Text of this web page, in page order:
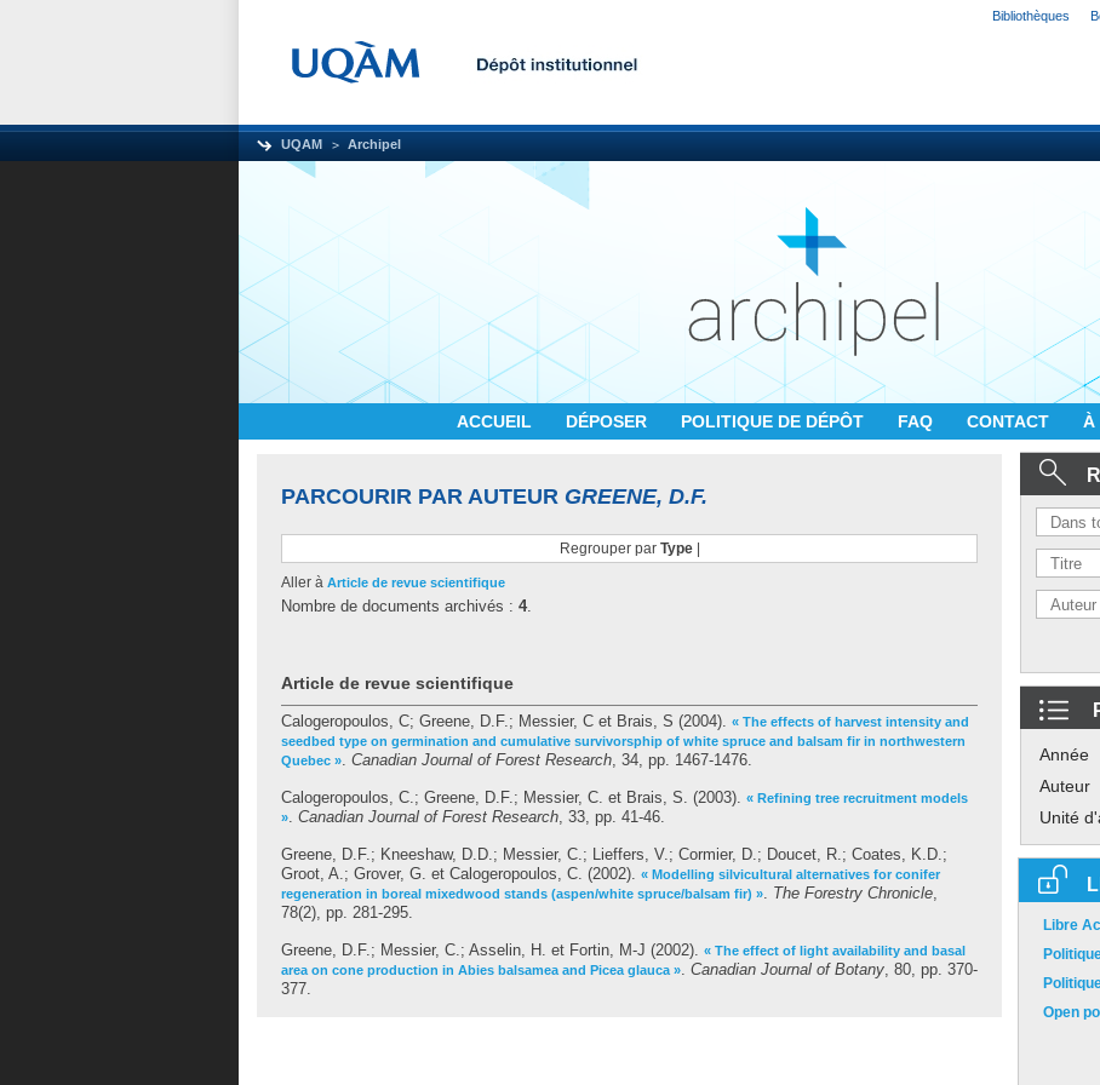
Bibliothèques
UQAM Archipel
ACCUEIL DÉPOSER POLITIQUE DE DÉPÔT FAQ CONTACT À
PARCOURIR PAR AUTEUR GREENE, D.F.
Regrouper par Type|
Aller à Article de revue scientifique
Nombre de documents archivés : 4.
Article de revue scientifique
Calogeropoulos, C; Greene, D.F.; Messier, C et Brais, S (2004). « The effects of harvest intensity and
seedbed type on germination and cumulative survivorsphip of white spruce and balsam fir in northwestern
Quebec ». Canadian Journal of Forest Research, 34, pp. 1467-1476.
Calogeropoulos, C.; Greene, D.F.; Messier, C. et Brais, S. (2003). « Refining tree recruitment models
». Canadian Journal of Forest Research, 33, pp. 41-46.
Greene, D.F.; Kneeshaw, D.D.; Messier, C.; Lieffers, V.; Cormier, D.; Doucet, R.; Coates, K.D.;
Groot, A.; Grover, G. et Calogeropoulos, C. (2002). « Modelling silvicultural alternatives for conifer
regeneration in boreal mixedwood stands (aspen/white spruce/balsam fir) ». The Forestry Chronicle,
78(2), pp. 281-295.
Greene, D.F.; Messier, C.; Asselin, H. et Fortin, M-J (2002). « The effect of light availability and basal
area on cone production in Abies balsamea and Picea glauca ». Canadian Journal of Botany, 80, pp. 370-
377.
Année
Auteur
Unité
Libre
Open